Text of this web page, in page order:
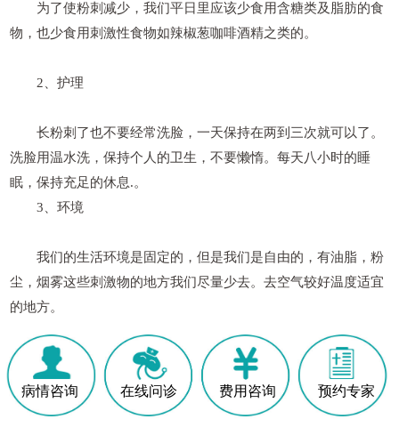
为了使粉刺减少，我们平日里应该少食用含糖类及脂肪的食
物，也少食用刺激性食物如辣椒葱咖啡酒精之类的。
2、护理
长粉刺了也不要经常洗脸，一天保持在两到三次就可以了。
洗脸用温水洗，保持个人的卫生，不要懒惰。每天八小时的睡
眠，保持充足的休息.。
3、环境
我们的生活环境是固定的，但是我们是自由的，有油脂，粉
尘，烟雾这些刺激物的地方我们尽量少去。去空气较好温度适宜
的地方。
病情咨询 在线问诊 费用咨询 预约专家